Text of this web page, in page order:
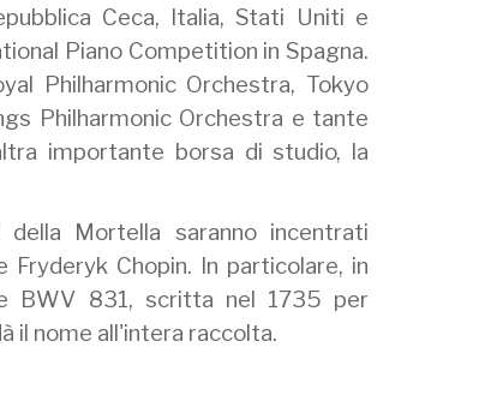
Ceca, Italia, Stati Uniti e
Piano Competition in Spagna.
Philharmonic Orchestra, Tokyo
Philharmonic Orchestra e tante
importante borsa di studio, la
Mortella saranno incentrati
Fryderyk Chopin. In particolare, in
BWV 831, scritta nel 1735 per
il nome all'intera raccolta.